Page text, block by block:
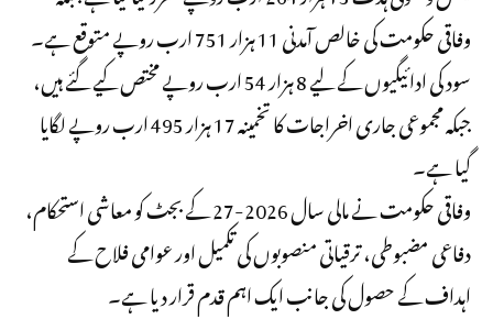
وفاقی حکومت کی خالص آمدنی 11 ہزار 751 ارب روپے متوقع ہے۔
سود کی ادائیگیوں کے لیے 8 ہزار 54 ارب روپے مختص کیے گئے ہیں،
جبکہ مجموعی جاری اخراجات کا تخمینہ 17 ہزار 495 ارب روپے لگایا
گیا ہے۔
وفاقی حکومت نے مالی سال 2026-27 کے بجٹ کو معاشی استحکام،
دفاعی مضبوطی، ترقیاتی منصوبوں کی تکمیل اور عوامی فلاح کے
اہداف کے حصول کی جانب ایک اہم قدم قرار دیا ہے۔